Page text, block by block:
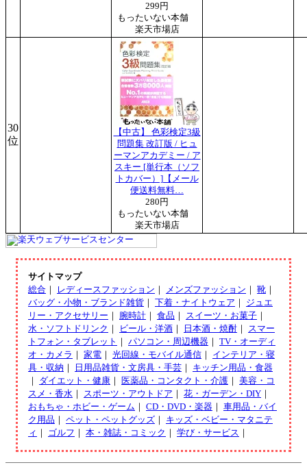
299円
もったいない本舗
楽天市場店
30
位
【中古】 色彩検定3級
問題集 改訂版 / ヒュ
ーマンアカデミー / ア
スキー [単行本（ソフ
トカバー）]【メール
便送料無料…
280円
もったいない本舗
楽天市場店
サイトマップ
総合 ｜ レディースファッション ｜ メンズファッション ｜ 靴 ｜
バッグ・小物・ブランド雑貨 ｜ 下着・ナイトウェア ｜ ジュエ
リー・アクセサリー ｜ 腕時計 ｜ 食品 ｜ スイーツ・お菓子 ｜
水・ソフトドリンク ｜ ビール・洋酒 ｜ 日本酒・焼酎 ｜ スマー
トフォン・タブレット
｜ パソコン・周辺機器 ｜ TV・オーディ
オ・カメラ ｜ 家電 ｜ 光回線・モバイル通信 ｜ インテリア・寝
具・収納 ｜ 日用品雑貨・文房具・手芸 ｜ キッチン用品・食器
｜ ダイエット・健康 ｜ 医薬品・コンタクト・介護 ｜ 美容・コ
スメ・香水 ｜ スポーツ・アウトドア ｜ 花・ガーデン・DIY ｜
おもちゃ・ホビー・ゲーム ｜ CD・DVD・楽器 ｜ 車用品・バイ
ク用品 ｜ ペット・ペットグッズ ｜ キッズ・ベビー・マタニテ
ィ ｜ ゴルフ ｜ 本・雑誌・コミック ｜ 学び・サービス ｜